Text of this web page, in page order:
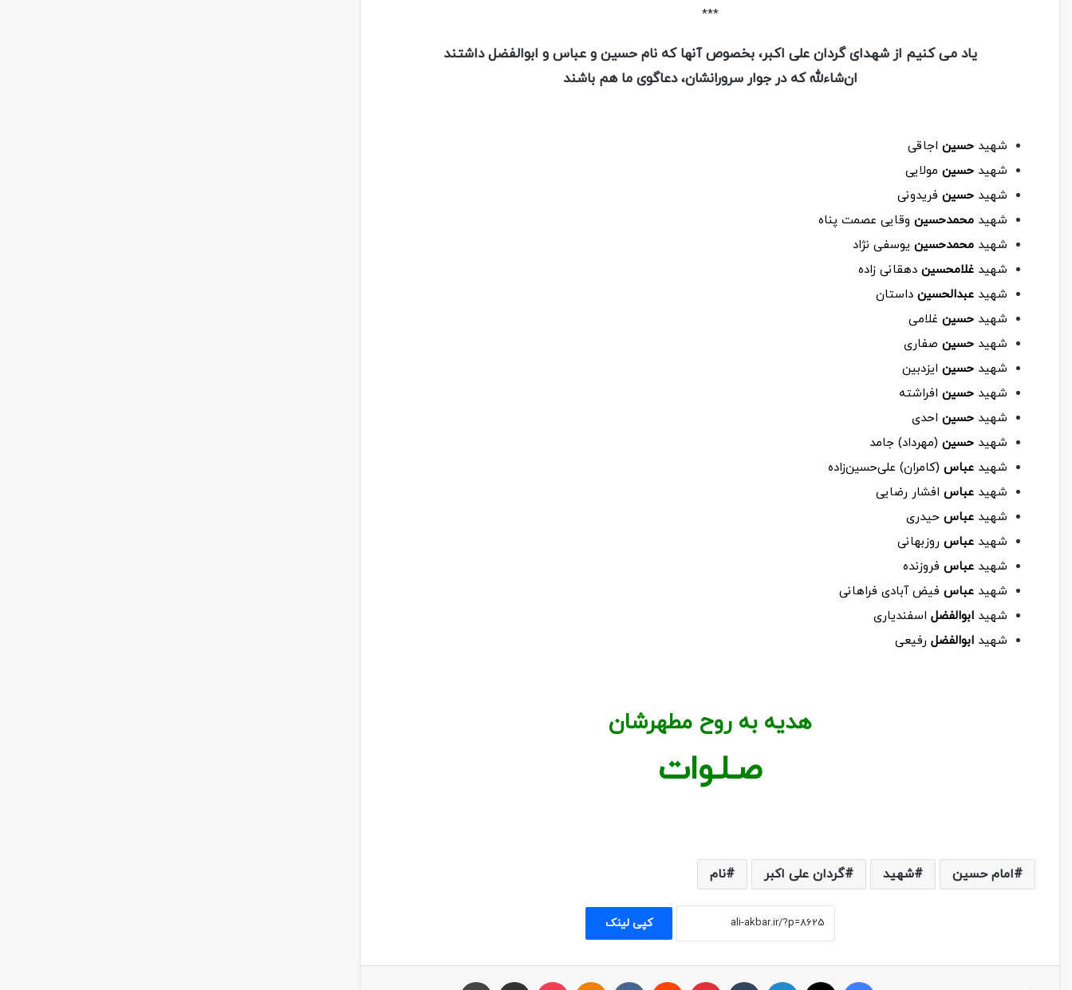
***
یاد می کنیم از شهدای گردان علی اکبر، بخصوص آنها که نام حسین و عباس و ابوالفضل داشتند
ان‌شاءلله که در جوار سرورانشان، دعاگوی ما هم باشند
شهید حسین اجاقی
شهید حسین مولایی
شهید حسین فریدونی
شهید محمدحسین وقایی عصمت پناه
شهید محمدحسین یوسفی نژاد
شهید غلامحسین دهقانی زاده
شهید عبدالحسین داستان
شهید حسین غلامی
شهید حسین صفاری
شهید حسین ایزدبین
شهید حسین افراشته
شهید حسین احدی
شهید حسین (مهرداد) جامد
شهید عباس (کامران) علی‌حسین‌زاده
شهید عباس افشار رضایی
شهید عباس حیدری
شهید عباس روزبهانی
شهید عباس فروزنده
شهید عباس فیض آبادی فراهانی
شهید ابوالفضل اسفندیاری
شهید ابوالفضل رفیعی
هدیه به روح مطهرشان
صـلـوات
امام حسین شهید گردان علی اکبر نام
کپی لینک